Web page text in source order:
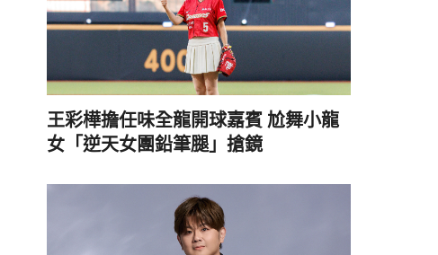
王彩樺擔任味全龍開球嘉賓 尬舞小龍
女「逆天女團鉛筆腿」搶鏡